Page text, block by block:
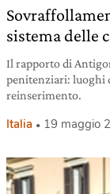
sistema delle
Il rapporto di
penitenziari: luoghi
reinserimento.
Italia 19 maggio